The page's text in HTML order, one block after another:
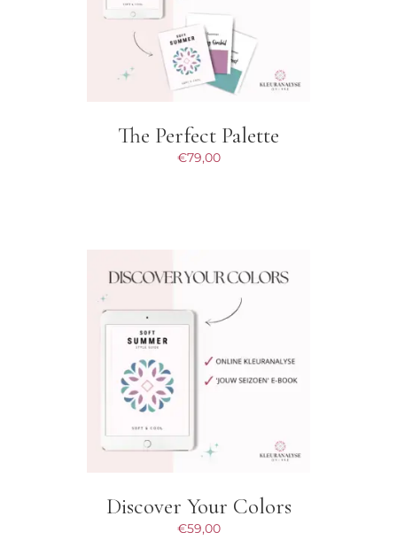
The Perfect Palette
€79,00
Discover Your Colors
€59,00